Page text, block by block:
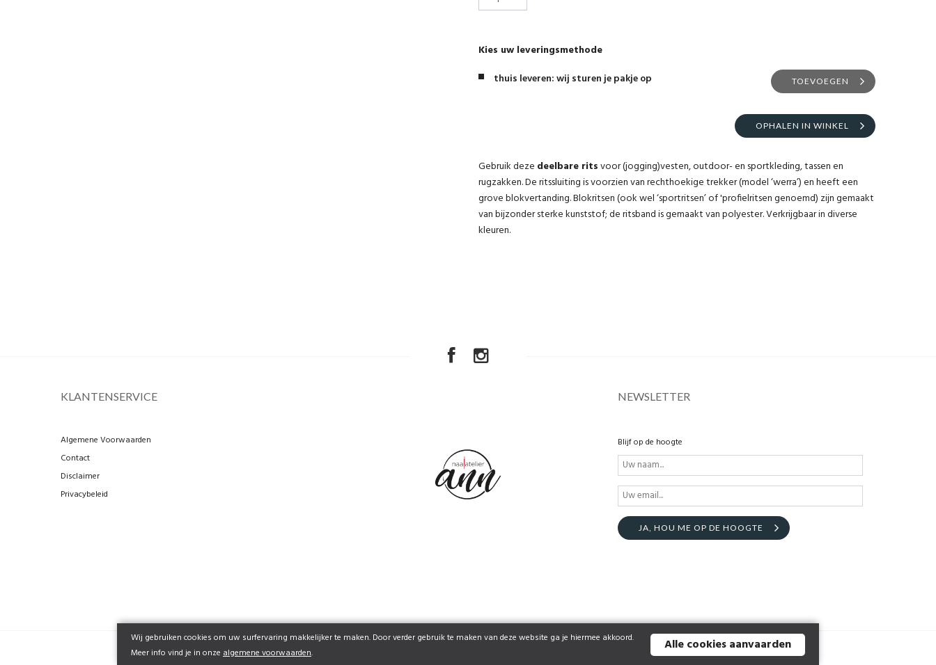
Kies uw leveringsmethode
thuis leveren: wij sturen je pakje op
TOEVOEGEN
OPHALEN IN WINKEL
Gebruik deze deelbare ritsvoor (jogging)vesten, outdoor- en sportkleding, tassen en
rugzakken. De ritssluiting is voorzien van rechthoekige trekker (model ‘werra’) en heeft een
grove blokvertanding. Blokritsen (ook wel ‘sportritsen’ of 'profielritsen genoemd) zijn gemaakt
van bijzonder sterke kunststof; de ritsband is gemaakt van polyester. Verkrijgbaar in diverse
kleuren.
KLANTENSERVICE
Algemene Voorwaarden
Contact
Disclaimer
Privacybeleid
NEWSLETTER
Blijf op de hoogte
JA, HOU ME OP DE HOOGTE
Wij gebruiken cookies om uw surfervaring makkelijker te maken. Door verder gebruik te maken van deze website ga je hiermee akkoord.
Meer info vind je in onze algemene voorwaarden. Alle cookies aanvaarden